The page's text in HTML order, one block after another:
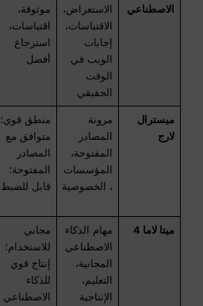
الاصطناعي
الاستعراض،
الاقتباسات،
إجابات
الويب في
الوقت
الحقيقي
موثوقة،
اقتباسات،
استرجاع
أفضل
ميسترال
لارج
مرونة
المصادر
المفتوحة،
المؤسسات
، الخصوصية
منطق قوي؛
متوافق مع
المصادر
المفتوحة؛
قابل للضبط
ميتا لاما 4
مهام الذكاء
الاصطناعي
المجانية،
التعليم،
الإنتاجية
مجاني
للاستخدام؛
إنتاج قوي
للذكاء
الاصطناعي